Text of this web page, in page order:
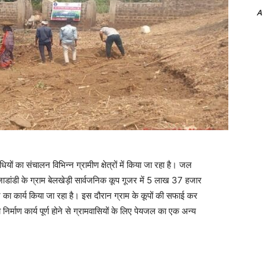
संचालन विभिन्न ग्रामीण क्षेत्रों में किया जा रहा है। जल
के ग्राम बेलखेड़ी सार्वजनिक कूप गूजर में 5 लाख 37 हजार
कार्य किया जा रहा है। इस दौरान ग्राम के कूपों की सफाई कर
कार्य पूर्ण होने से ग्रामवासियों के लिए पेयजल का एक अन्य
A